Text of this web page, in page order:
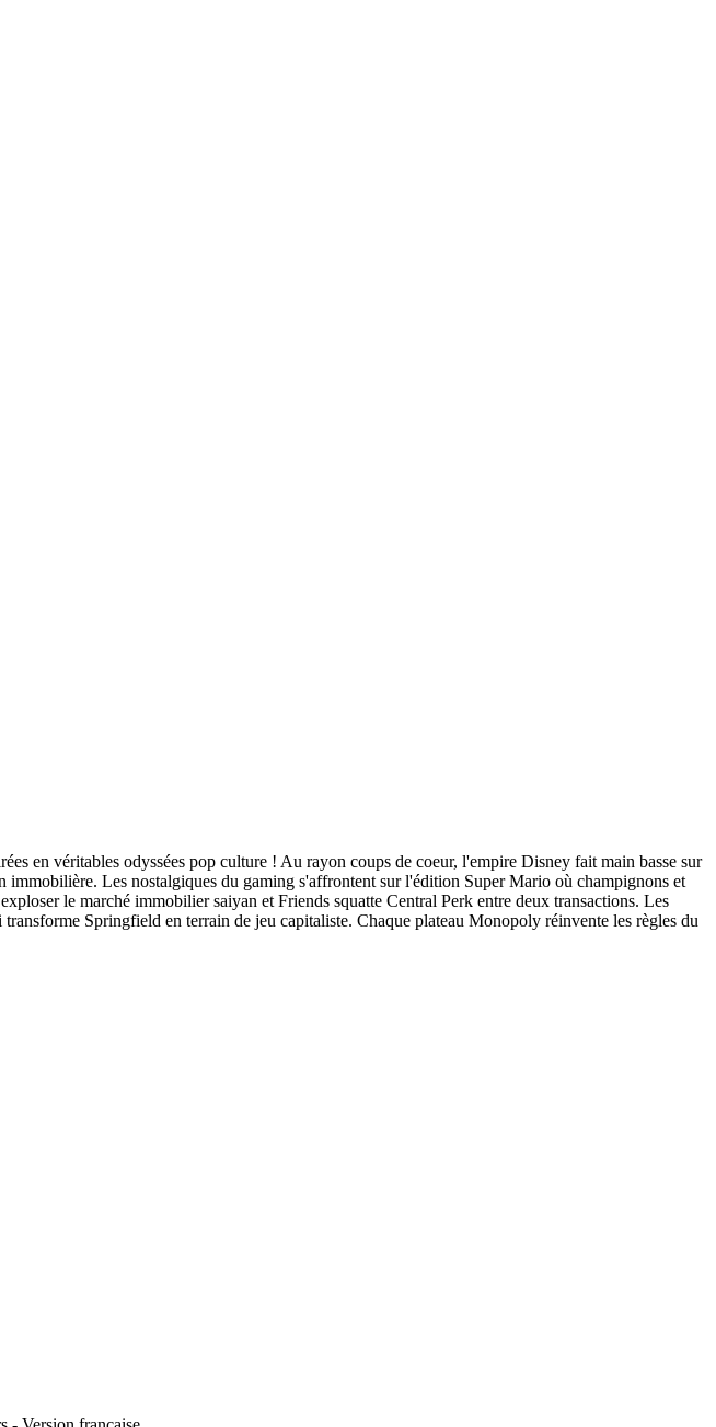
en véritables odyssées pop culture ! Au rayon coups de coeur, l'empire Disney fait main basse sur
Les nostalgiques du gaming s'affrontent sur l'édition Super Mario où champignons et
le marché immobilier saiyan et Friends squatte Central Perk entre deux transactions. Les
Springfield en terrain de jeu capitaliste. Chaque plateau Monopoly réinvente les règles du